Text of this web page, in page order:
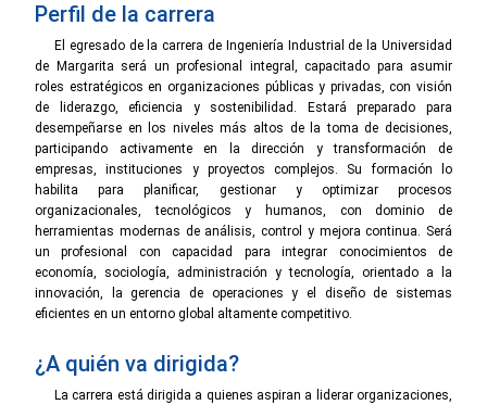
Perfil de la carrera
El egresado de la carrera de Ingeniería Industrial de la Universidad
de Margarita será un profesional integral, capacitado para asumir
roles estratégicos en organizaciones públicas y privadas, con visión
de liderazgo, eficiencia y sostenibilidad. Estará preparado para
desempeñarse en los niveles más altos de la toma de decisiones,
participando activamente en la dirección y transformación de
empresas, instituciones y proyectos complejos. Su formación lo
habilita para planificar, gestionar y optimizar procesos
organizacionales, tecnológicos y humanos, con dominio de
herramientas modernas de análisis, control y mejora continua. Será
un profesional con capacidad para integrar conocimientos de
economía, sociología, administración y tecnología, orientado a la
innovación, la gerencia de operaciones y el diseño de sistemas
eficientes en un entorno global altamente competitivo.
¿A quién va dirigida?
La carrera está dirigida a quienes aspiran a liderar organizaciones,